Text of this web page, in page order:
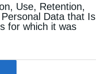
Use, Retention,
Data that Is
for which it was